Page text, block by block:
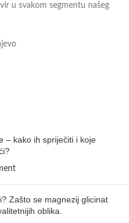
u svakom segmentu našeg
– kako ih spriječiti i koje
Zašto se magnezij glicinat
oblika.